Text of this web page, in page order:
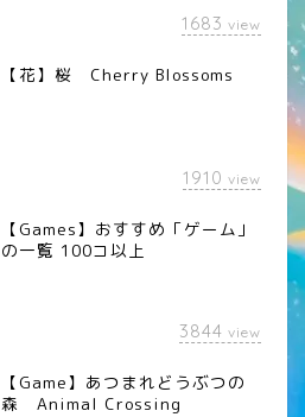
1683 view
【花】桜 Cherry Blossoms
1910 view
【Games】おすすめ「ゲーム」
の一覧 100コ以上
3844 view
【Game】あつまれどうぶつの
森 Animal Crossing